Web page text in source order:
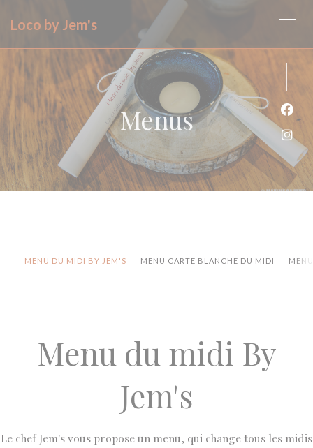
Painel de Gerenciamento de Cookies
Loco by Jem's
Menus
MENU DU MIDI BY JEM'S MENU CARTE BLANCHE DU MIDI
Menu du midi By
Jem's
Le chef Jem's vous propose un menu, qui change tous les midis